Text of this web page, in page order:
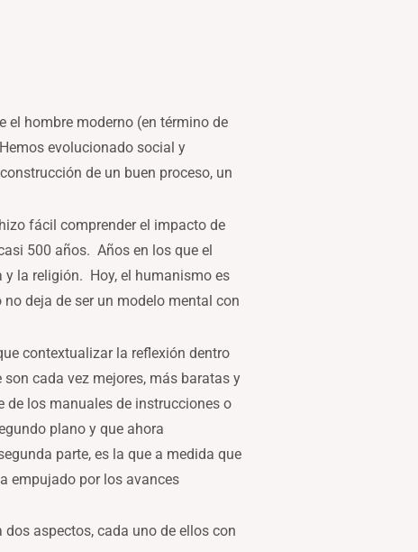
hombre moderno (en término de
evolucionado social y
de un buen proceso, un
fácil comprender el impacto de
500 años. Años en los que el
la religión. Hoy, el humanismo es
deja de ser un modelo mental con
contextualizar la reflexión dentro
cada vez mejores, más baratas y
de los manuales de instrucciones o
plano y que ahora
parte, es la que a medida que
empujado por los avances
aspectos, cada uno de ellos con